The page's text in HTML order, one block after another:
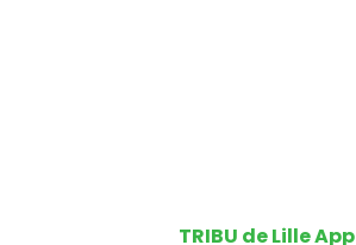
TRIBU de Lille App